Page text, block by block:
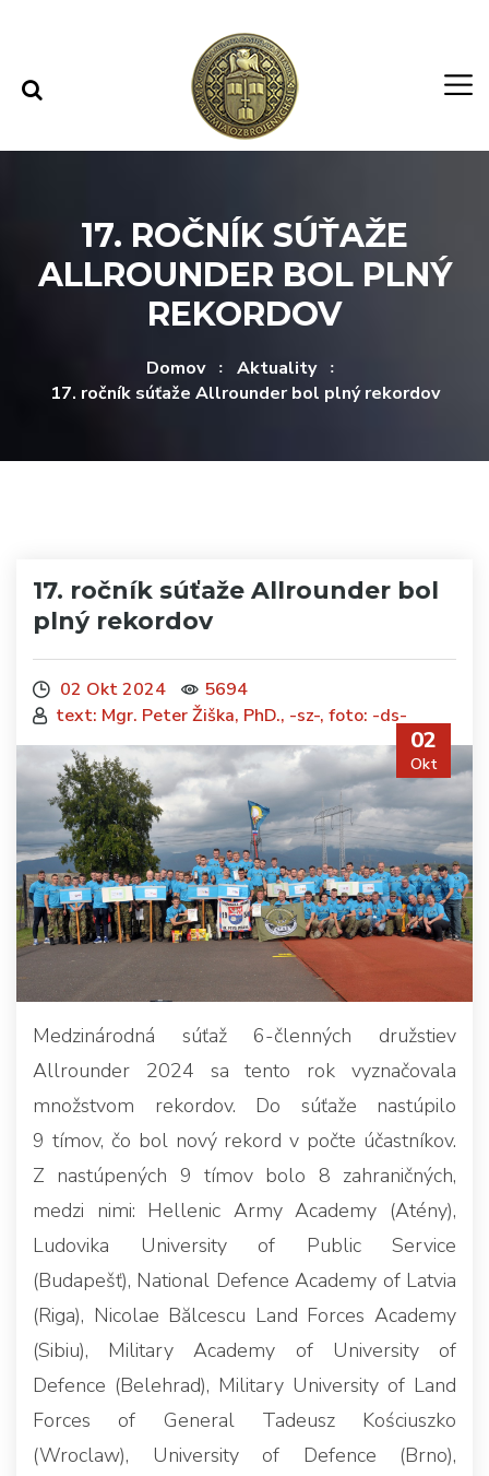
17. ROČNÍK SÚŤAŽE
ALLROUNDER BOL PLNÝ
REKORDOV
Domov
Aktuality
17. ročník súťaže Allrounder bol plný rekordov
17. ročník súťaže Allrounder bol
plný rekordov
02 Okt 2024
5694
text: Mgr. Peter Žiška, PhD., -sz-, foto: -ds-
02
Okt
Medzinárodná súťaž 6-členných družstiev
Allrounder 2024 sa tento rok vyznačovala
množstvom rekordov. Do súťaže nastúpilo
9 tímov, čo bol nový rekord v počte účastníkov.
Z nastúpených 9 tímov bolo 8 zahraničných,
medzi nimi: Hellenic Army Academy (Atény),
Ludovika University of Public Service
(Budapešť), National Defence Academy of Latvia
(Riga), Nicolae Bălcescu Land Forces Academy
(Sibiu), Military Academy of University of
Defence (Belehrad), Military University of Land
Forces of General Tadeusz Kościuszko
(Wroclaw), University of Defence (Brno),